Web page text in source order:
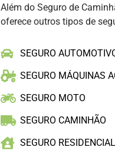
Além do Seguro de
oferece outros tipos de
SEGURO
SEGURO MÁQUINAS
SEGURO MOTO
SEGURO CAMINHÃO
SEGURO RESIDENCIAL